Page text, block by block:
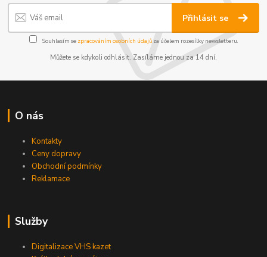
Přihlásit se
Souhlasím se zpracováním osobních údajůza účelem rozesílky newsletteru.
Můžete se kdykoli odhlásit. Zasíláme jednou za 14 dní.
O nás
Kontakty
Ceny dopravy
Obchodní podmínky
Reklamace
Služby
Digitalizace VHS kazet